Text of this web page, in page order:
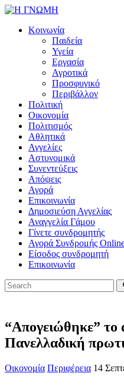
Κοινωνία
Παιδεία
Υγεία
Εργασία
Αγροτικά
Προσφυγικό
Περιβάλλον
Πολιτική
Οικονομία
Πολιτισμός
Αθλητικά
Αγγελίες
Αστυνομικά
Συνεντεύξεις
Απόψεις
Αγορά
Επικοινωνία
Δημοσιεύση Αγγελίας
Αναγγελία Γάμου
Γίνετε συνδρομητής
Αγορά Συνδρομής
Είσοδος συνδρομητή
Επικοινωνία
“Απογειώθηκε” το
Πανελλαδική
Οικονομία Περιφέρεια 14